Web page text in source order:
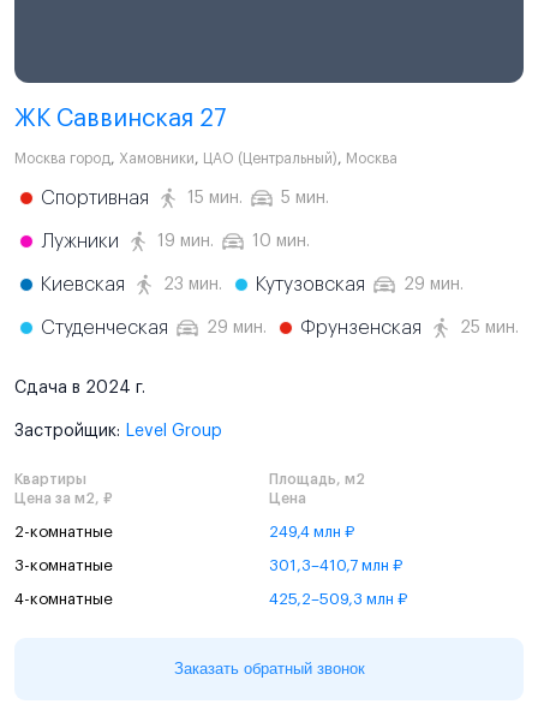
ЖК Саввинская 27
Москва город, Хамовники, ЦАО (Центральный), Москва
Спортивная 15 мин. 5 мин.
Лужники 19 мин. 10 мин.
Киевская 23 мин. Кутузовская 29 мин.
Студенческая 29 мин. Фрунзенская 25 мин.
Сдача в 2024 г.
Застройщик: Level Group
Квартиры
Площадь, м2
Цена за м2, ₽
Цена
2-комнатные 249,4 млн ₽
3-комнатные 301,3–410,7 млн ₽
4-комнатные 425,2–509,3 млн ₽
Заказать обратный звонок